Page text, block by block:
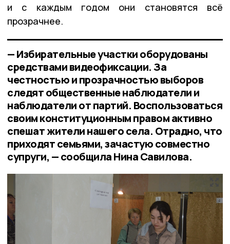
и с каждым годом они становятся всё
прозрачнее.
— Избирательные участки оборудованы
средствами видеофиксации. За
честностью и прозрачностью выборов
следят общественные наблюдатели и
наблюдатели от партий. Воспользоваться
своим конституционным правом активно
спешат жители нашего села. Отрадно, что
приходят семьями, зачастую совместно
супруги, — сообщила Нина Савилова.